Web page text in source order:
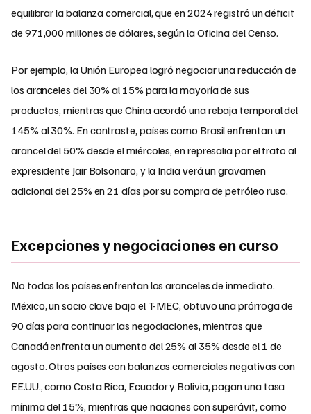
equilibrar la balanza comercial, que en 2024 registró un déficit
de 971,000 millones de dólares, según la Oficina del Censo.
Por ejemplo, la Unión Europea logró negociar una reducción de
los aranceles del 30% al 15% para la mayoría de sus
productos, mientras que China acordó una rebaja temporal del
145% al 30%. En contraste, países como Brasil enfrentan un
arancel del 50% desde el miércoles, en represalia por el trato al
expresidente Jair Bolsonaro, y la India verá un gravamen
adicional del 25% en 21 días por su compra de petróleo ruso.
Excepciones y negociaciones en curso
No todos los países enfrentan los aranceles de inmediato.
México, un socio clave bajo el T-MEC, obtuvo una prórroga de
90 días para continuar las negociaciones, mientras que
Canadá enfrenta un aumento del 25% al 35% desde el 1 de
agosto. Otros países con balanzas comerciales negativas con
EE.UU., como Costa Rica, Ecuador y Bolivia, pagan una tasa
mínima del 15%, mientras que naciones con superávit, como